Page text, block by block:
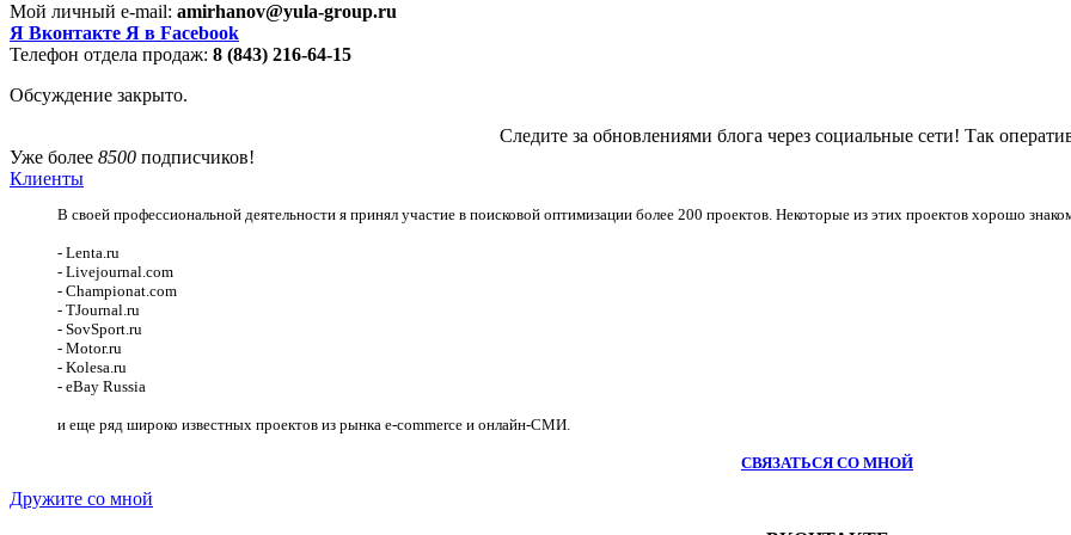
Мой личный e-mail: amirhanov@yula-group.ru
Я Вконтакте Я в Facebook
Телефон отдела продаж: 8 (843) 216-64-15
Обсуждение закрыто.
Следите за обновлениями блога через социальные сети! Так
Уже более 8500 подписчиков!
Клиенты
В своей профессиональной деятельности я принял участие в поисковой оптимизации более 200 проектов. Некоторые из этих проектов хорошо
- Lenta.ru
- Livejournal.com
- Championat.com
- TJournal.ru
- SovSport.ru
- Motor.ru
- Kolesa.ru
- eBay Russia
и еще ряд широко известных проектов из рынка e-commerce и онлайн-СМИ.
СВЯЗАТЬСЯ СО МНОЙ
Дружите со мной